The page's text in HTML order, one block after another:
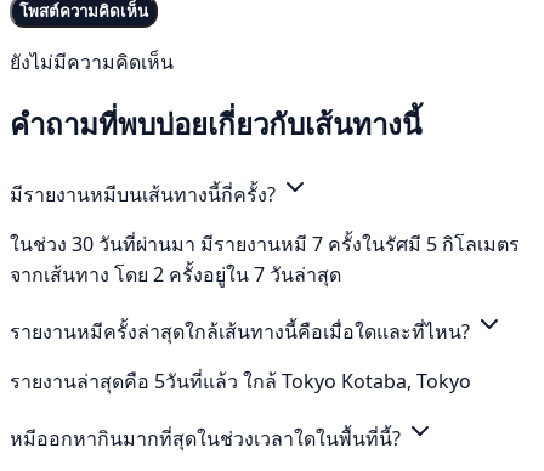
โพสต์ความคิดเห็น
ยังไม่มีความคิดเห็น
คำถามที่พบบ่อยเกี่ยวกับเส้นทางนี้
มีรายงานหมีบนเส้นทางนี้กี่ครั้ง?
ในช่วง 30 วันที่ผ่านมา มีรายงานหมี 7 ครั้งในรัศมี 5 กิโลเมตร
จากเส้นทาง โดย 2 ครั้งอยู่ใน 7 วันล่าสุด
รายงานหมีครั้งล่าสุดใกล้เส้นทางนี้คือเมื่อใดและที่ไหน?
รายงานล่าสุดคือ 5วันที่แล้ว ใกล้ Tokyo Kotaba, Tokyo
หมีออกหากินมากที่สุดในช่วงเวลาใดในพื้นที่นี้?